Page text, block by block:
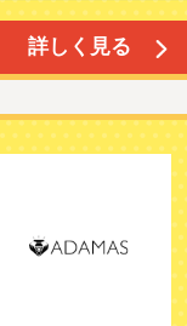
詳しく見る